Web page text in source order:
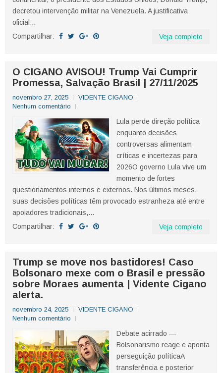
decretou intervenção militar na Venezuela. A justificativa
oficial...
Compartilhar:
Veja completo
O CIGANO AVISOU! Trump Vai Cumprir
Promessa, Salvação Brasil | 27/11/2025
novembro 27, 2025
VIDENTE CIGANO
Nenhum comentário
Lula perde direção política
enquanto decisões
controversas alimentam
críticas e incertezas para
2026O governo Lula vive um
momento de fortes
questionamentos internos e externos. Nos últimos meses,
suas decisões políticas têm provocado estranheza até entre
apoiadores tradicionais,...
Compartilhar:
Veja completo
Trump se move nos bastidores! Caso
Bolsonaro mexe com o Brasil e pressão
sobre Moraes aumenta | Vidente Cigano
alerta.
novembro 24, 2025
VIDENTE CIGANO
Nenhum comentário
Debate acirrado —
Bolsonarismo reage e aponta
perseguição políticaA
transferência e posterior